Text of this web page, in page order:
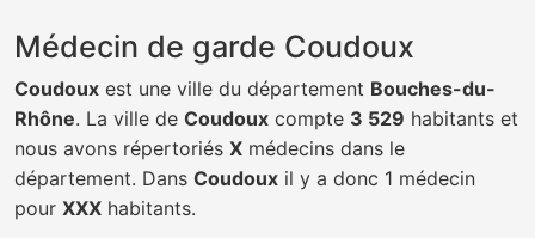
Médecin de garde Coudoux
Coudoux est une ville du département Bouches-du-
Rhône. La ville de Coudoux compte 3 529 habitants et
nous avons répertoriés X médecins dans le
département. Dans Coudoux il y a donc 1 médecin
pour XXX habitants.